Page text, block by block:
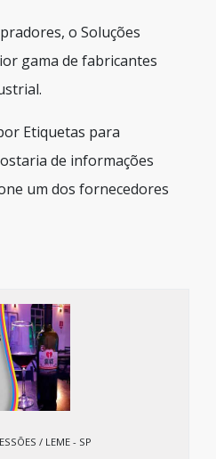
o Soluções
gama de fabricantes
Etiquetas para
de informações
um dos fornecedores
/ LEME - SP